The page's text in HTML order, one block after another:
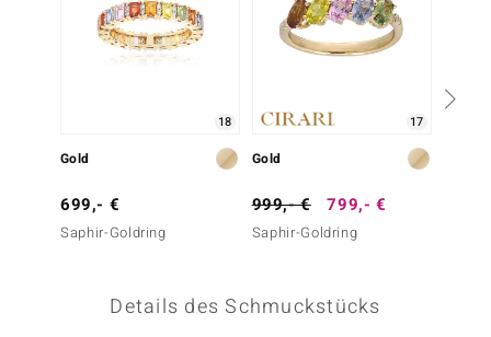
BY DE MELO
18
Gold
699,- €
Saphir-Goldring
17
Gold
999,- € 799,- €
Saphir-Goldring
Details des Schmuckstücks